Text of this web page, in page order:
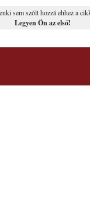
sem szólt hozzá ehhez a
Legyen Ön az első!